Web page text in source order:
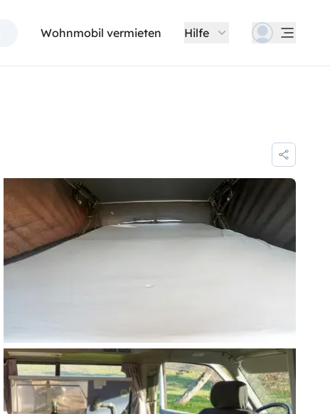
Wohnmobil vermieten Hilfe